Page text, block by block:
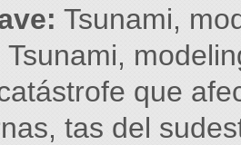
Tsunami,
Tsunami,
que
tas del